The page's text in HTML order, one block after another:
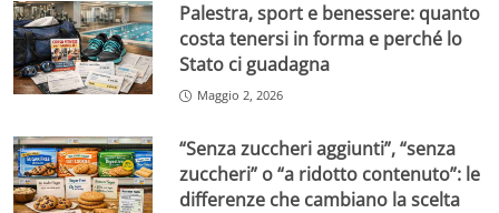
Palestra, sport e benessere: quanto
costa tenersi in forma e perché lo
Stato ci guadagna
Maggio 2, 2026
“Senza zuccheri aggiunti”, “senza
zuccheri” o “a ridotto contenuto”: le
differenze che cambiano la scelta